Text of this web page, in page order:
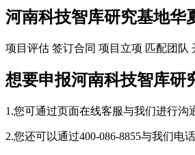
河南科技智库研究基地华
项目评估 签订合同 项目立项 匹配团队
想要申报河南科技智库研
1.您可通过页面在线客服与我们进行沟
2.您还可以通过400-086-8855与我们电